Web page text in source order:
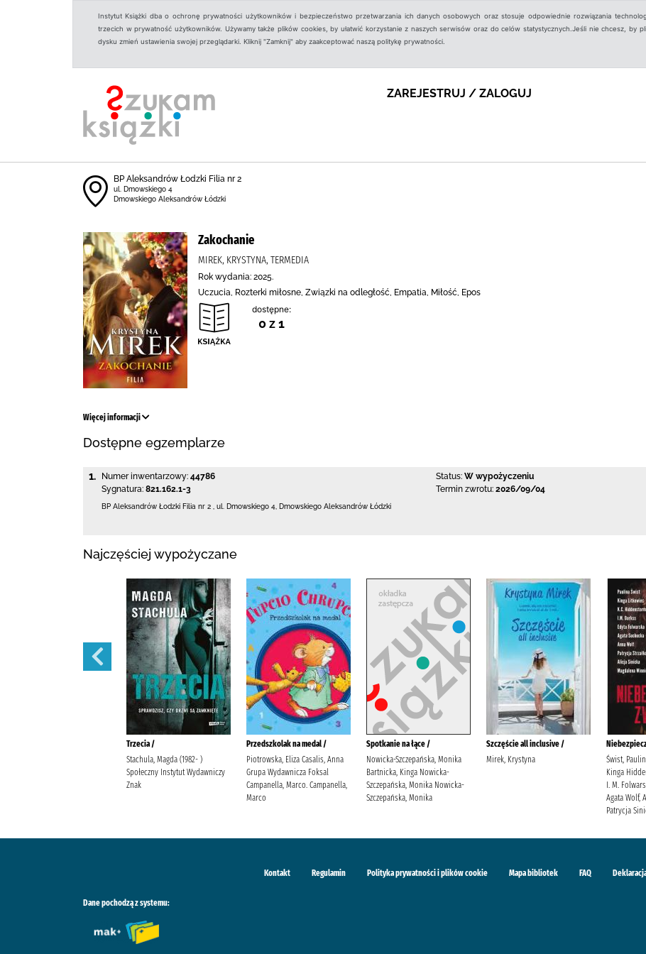
Instytut Książki dba o ochronę prywatności użytkowników i bezpieczeństwo przetwarzania ich danych osobowych oraz stosuje odpowiednie rozwiązania
trzecich w prywatność użytkowników. Używamy także plików cookies, by ułatwić korzystanie z naszych serwisów oraz do celów statystycznych.Jeśli nie chcesz, by
dysku zmień ustawienia swojej przeglądarki. Kliknij "Zamknij" aby zaakceptować naszą politykę prywatności.
ZAREJESTRUJ / ZALOGUJ
BP Aleksandrów Łodzki Filia nr 2
ul. Dmowskiego 4
Dmowskiego Aleksandrów Łódzki
Zakochanie
MIREK, KRYSTYNA, TERMEDIA
Rok wydania: 2025.
Uczucia, Rozterki miłosne, Związki na odległość, Empatia, Miłość, Epos
dostępne:
0 z 1
Więcej informacji
Dostępne egzemplarze
1. Numer inwentarzowy: 44786
Sygnatura: 821.162.1-3
Status: W wypożyczeniu
Termin zwrotu: 2026/09/04
BP Aleksandrów Łodzki Filia nr 2 ul. Dmowskiego 4 Dmowskiego Aleksandrów Łódzki
Najczęściej wypożyczane
Trzecia /
Stachula, Magda (1982- )
Społeczny Instytut Wydawniczy
Znak
Przedszkolak na medal /
Piotrowska, Eliza Casalis, Anna
Grupa Wydawnicza Foksal
Campanella, Marco. Campanella,
Marco
Spotkanie na łące /
Nowicka-Szczepańska, Monika
Bartnicka, Kinga Nowicka-
Szczepańska, Monika Nowicka-
Szczepańska, Monika
Szczęście all inclusive /
Mirek, Krystyna
Świst,
Kinga
I. M.
Agata Wolf,
Patrycja
Kontakt Regulamin Polityka prywatności i plików cookie Mapa bibliotek FAQ
Dane pochodzą z systemu: